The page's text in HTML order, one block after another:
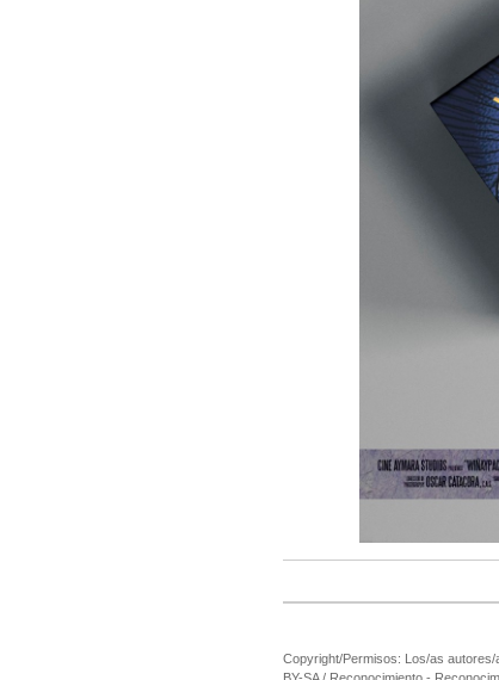
Copyright/Permisos: Los/as